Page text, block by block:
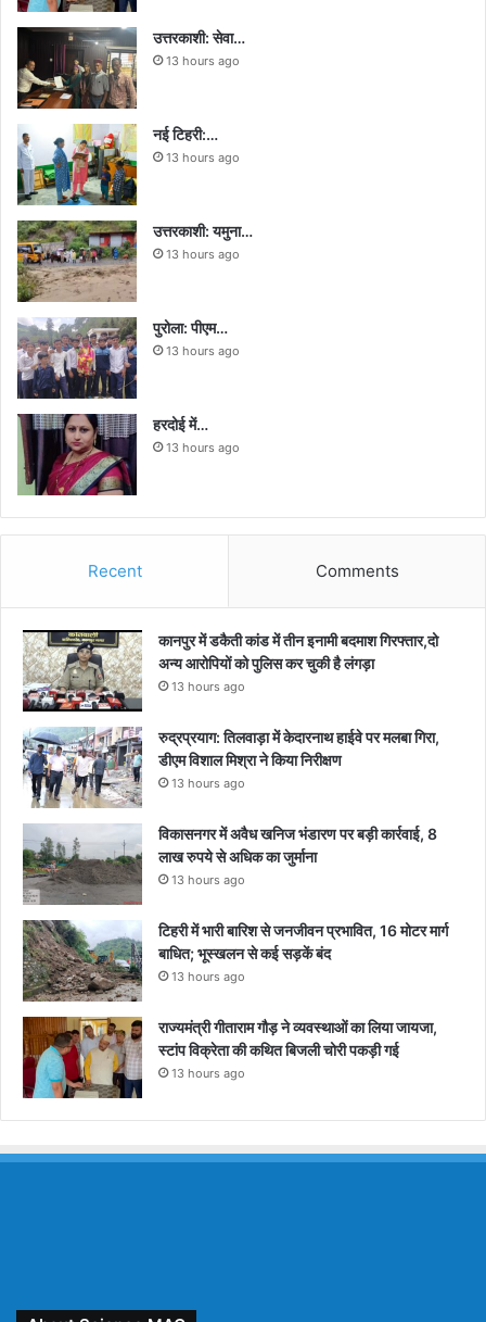
उत्तरकाशी: सेवा…
13 hours ago
नई टिहरी:…
13 hours ago
उत्तरकाशी: यमुना…
13 hours ago
पुरोला: पीएम…
13 hours ago
हरदोई में…
13 hours ago
Recent Comments
कानपुर में डकैती कांड में तीन इनामी बदमाश गिरफ्तार,दो
अन्य आरोपियों को पुलिस कर चुकी है लंगड़ा
13 hours ago
रुद्रप्रयाग: तिलवाड़ा में केदारनाथ हाईवे पर मलबा गिरा,
डीएम विशाल मिश्रा ने किया निरीक्षण
13 hours ago
विकासनगर में अवैध खनिज भंडारण पर बड़ी कार्रवाई, 8
लाख रुपये से अधिक का जुर्माना
13 hours ago
टिहरी में भारी बारिश से जनजीवन प्रभावित, 16 मोटर मार्ग
बाधित; भूस्खलन से कई सड़कें बंद
13 hours ago
राज्यमंत्री गीताराम गौड़ ने व्यवस्थाओं का लिया जायजा,
स्टांप विक्रेता की कथित बिजली चोरी पकड़ी गई
13 hours ago